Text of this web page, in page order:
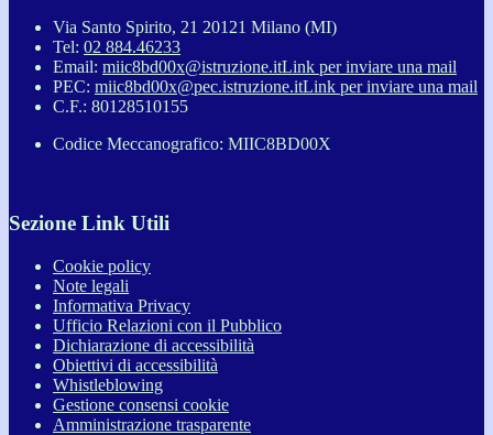
Via Santo Spirito, 21 20121 Milano (MI)
Tel: 02 884.46233
Email: miic8bd00x@istruzione.itLink per inviare una mail
PEC: miic8bd00x@pec.istruzione.itLink per inviare una mail
C.F.: 80128510155
Codice Meccanografico: MIIC8BD00X
Sezione Link Utili
Cookie policy
Note legali
Informativa Privacy
Ufficio Relazioni con il Pubblico
Dichiarazione di accessibilità
Obiettivi di accessibilità
Whistleblowing
Gestione consensi cookie
Amministrazione trasparente